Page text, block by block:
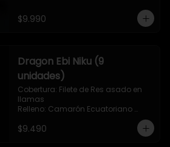
$9.990
Dragon Ebi Niku (9
unidades)
Cobertura: Filete de Res asado en
llamas
Relleno: Camarón Ecuatoriano
cebollín y queso crema.
$9.490